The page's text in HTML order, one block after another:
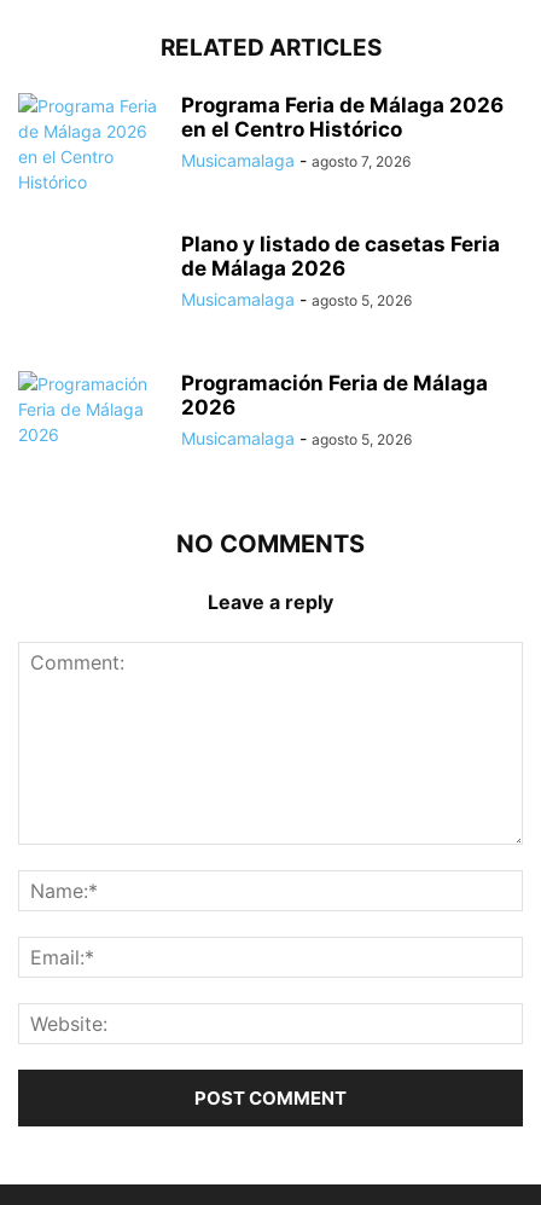
RELATED ARTICLES
Programa Feria de Málaga 2026
en el Centro Histórico
Musicamalaga - agosto 7, 2026
Plano y listado de casetas Feria
de Málaga 2026
Musicamalaga - agosto 5, 2026
Programación Feria de Málaga
2026
Musicamalaga - agosto 5, 2026
NO COMMENTS
Leave a reply